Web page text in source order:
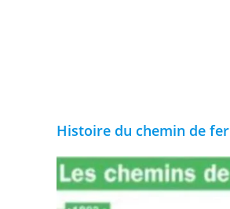
Histoire du chemin de fer